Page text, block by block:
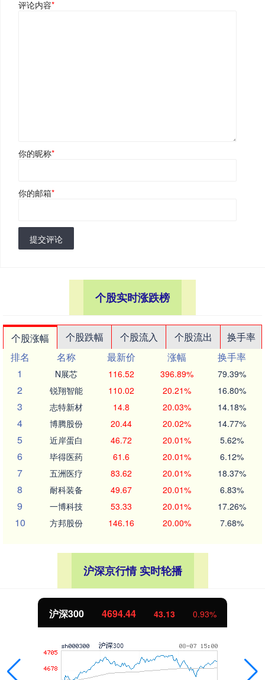
评论内容*
你的昵称*
你的邮箱*
提交评论
个股实时涨跌榜
个股涨幅 个股跌幅 个股流入 个股流出
换手率
排名
名称 最新价 涨幅
换手率
1
N展芯 116.52 396.89% 79.39%
2 锐翔智能 110.02 20.21% 16.80%
3 志特新材 14.8 20.03% 14.18%
4 博腾股份 20.44 20.02% 14.77%
5 近岸蛋白 46.72 20.01% 5.62%
6 毕得医药 61.6 20.01% 6.12%
7 五洲医疗 83.62 20.01% 18.37%
8 耐科装备 49.67 20.01% 6.83%
9 一博科技 53.33 20.01% 17.26%
10 方邦股份 146.16 20.00% 7.68%
沪深京行情 实时轮播
沪深300 4694.44 43.13 0.93%